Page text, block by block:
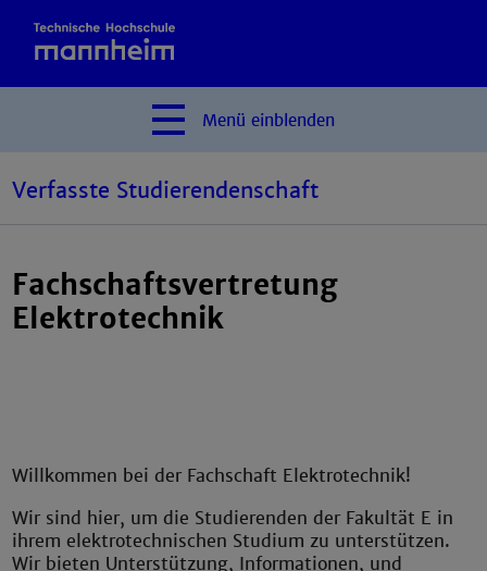
Menü einblenden
Verfasste Studierendenschaft
Fachschaftsvertretung
Elektrotechnik
Willkommen bei der Fachschaft Elektrotechnik!
Wir sind hier, um die Studierenden der Fakultät E in
ihrem elektrotechnischen Studium zu unterstützen.
Wir bieten Unterstützung, Informationen, und